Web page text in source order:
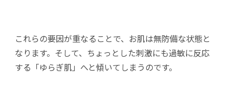
これらの要因が重なることで、お肌は無防備な状態と
なります。そして、ちょっとした刺激にも過敏に反応
する「ゆらぎ肌」へと傾いてしまうのです。